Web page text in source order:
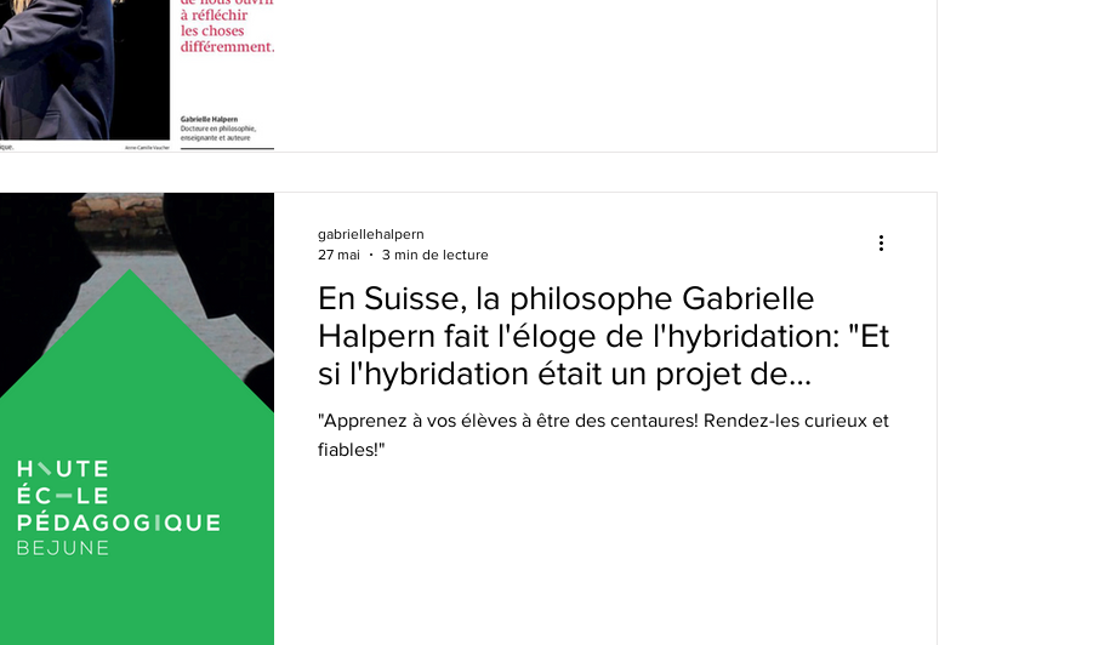
En Suisse, la philosophe Gabrielle
Halpern fait l'éloge de l'hybridation: "Et
si l'hybridation était un projet de
société?"
"Apprenez à vos élèves à être des centaures! Rendez-les curieux et
fiables!"
gabriellehalpern
27 mai
3 min de lecture